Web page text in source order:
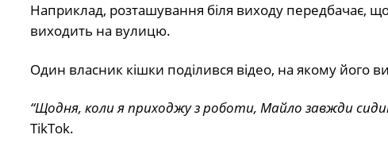
Наприклад, розташування біля виходу передбачає,
виходить на вулицю.
Один власник кішки поділився відео, на якому його
“Щодня, коли я приходжу з роботи, Майло завжди
TikTok.